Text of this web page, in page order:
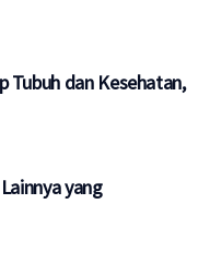
Tubuh dan Kesehatan,
yang